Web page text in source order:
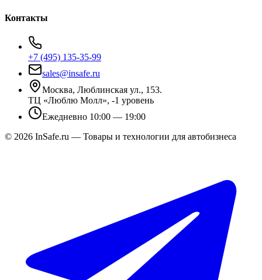
Контакты
+7 (495) 135-35-99
sales@insafe.ru
Москва, Люблинская ул., 153.
ТЦ «Люблю Молл», -1 уровень
Ежедневно 10:00 — 19:00
© 2026 InSafe.ru — Товары и технологии для автобизнеса